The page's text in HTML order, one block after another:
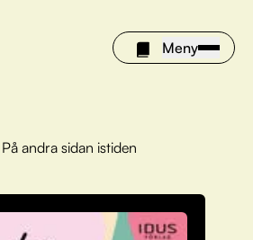
Meny
bokvalet
På andra sidan istiden